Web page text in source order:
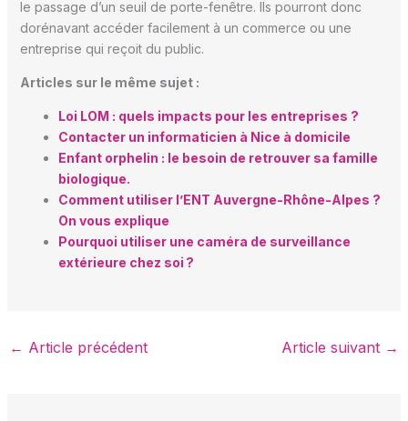
le passage d’un seuil de porte-fenêtre. Ils pourront donc
dorénavant accéder facilement à un commerce ou une
entreprise qui reçoit du public.
Articles sur le même sujet :
Loi LOM : quels impacts pour les entreprises ?
Contacter un informaticien à Nice à domicile
Enfant orphelin : le besoin de retrouver sa famille
biologique.
Comment utiliser l’ENT Auvergne-Rhône-Alpes ?
On vous explique
Pourquoi utiliser une caméra de surveillance
extérieure chez soi ?
← Article précédent Article suivant →